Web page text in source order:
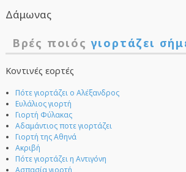
Δάμωνας
Βρές ποιόςγιορτάζει
Κοντινές εορτές
Πότε γιορτάζει ο Αλέξανδρος
Ευλάλιος γιορτή
Γιορτή Φύλακας
Αδαμάντιος ποτε γιορτάζει
Γιορτή της Αθηνά
Ακριβή
Πότε γιορτάζει η Αντιγόνη